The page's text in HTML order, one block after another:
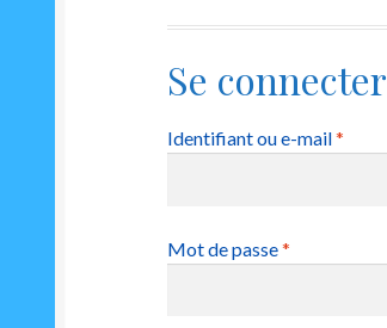
Se connecter
Identifiant ou e-mail*
Mot de passe*